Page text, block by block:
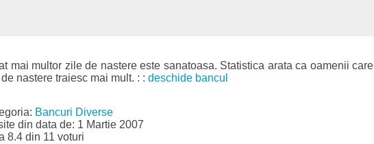
mai multor zile de nastere este sanatoasa. Statistica arata ca oamenii care
nastere traiesc mai mult. : : deschide bancul
Bancuri Diverse
din data de: 1 Martie 2007
8.4 din 11 voturi